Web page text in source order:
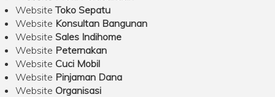
WebsiteToko Sepatu
Website Konsultan Bangunan
Website Sales Indihome
Website Peternakan
Website Cuci Mobil
Website Pinjaman Dana
Website Organisasi